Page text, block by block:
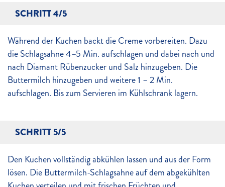
SCHRITT 4/5
Während der Kuchen backt die Creme vorbereiten. Dazu
die Schlagsahne 4–5 Min. aufschlagen und dabei nach und
nach Diamant Rübenzucker und Salz hinzugeben. Die
Buttermilch hinzugeben und weitere 1 – 2 Min.
aufschlagen. Bis zum Servieren im Kühlschrank lagern.
SCHRITT 5/5
Den Kuchen vollständig abkühlen lassen und aus der Form
lösen. Die Buttermilch-Schlagsahne auf dem abgekühlten